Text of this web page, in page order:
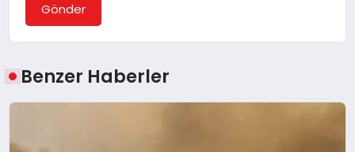
Gönder
Benzer Haberler